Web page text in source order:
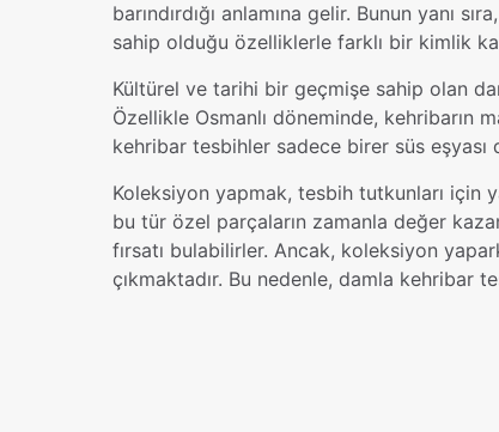
barındırdığı anlamına gelir. Bunun yanı
sahip olduğu özelliklerle farklı bir kimlik
Kültürel ve tarihi bir geçmişe sahip olan
Özellikle Osmanlı döneminde, kehribarın
kehribar tesbihler sadece birer süs eşyası
Koleksiyon yapmak, tesbih tutkunları için
bu tür özel parçaların zamanla değer
fırsatı bulabilirler. Ancak, koleksiyon
çıkmaktadır. Bu nedenle, damla kehribar